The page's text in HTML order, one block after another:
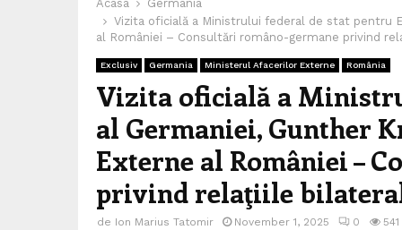
Acasa
Germania
Vizita oficială a Ministrului federal de stat pentru
al României – Consultări româno-germane privind
Exclusiv Germania Ministerul Afacerilor Externe România
Vizita oficială a
al Germaniei, Gunther
Externe al României –
privind relaţiile
de Ion Marius Tatomir November 1, 2025 0 541